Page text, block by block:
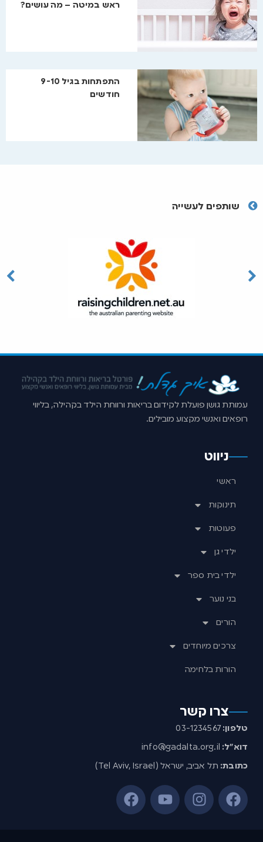
ראש במיטה – מה עושים?
התפתחות בגיל 9-10
חודשים
שותפים לעשייה
עמותת גושן פועלת לקידום בריאות ורווחת הילד בקהילה, בליווי
רופאים ואנשי מקצוע מובילים.
ניווט
ראשי
תינוקות
פעוטות
ילדי גן
ילדי בית ספר
בני נוער
הורים
צרכים מיוחדים
הורות בלחימה
צרו קשר
טלפון:03-1234567
דוא”ל: info@gadalta.org.il
כתובת: תל אביב, ישראל (Tel Aviv, Israel)